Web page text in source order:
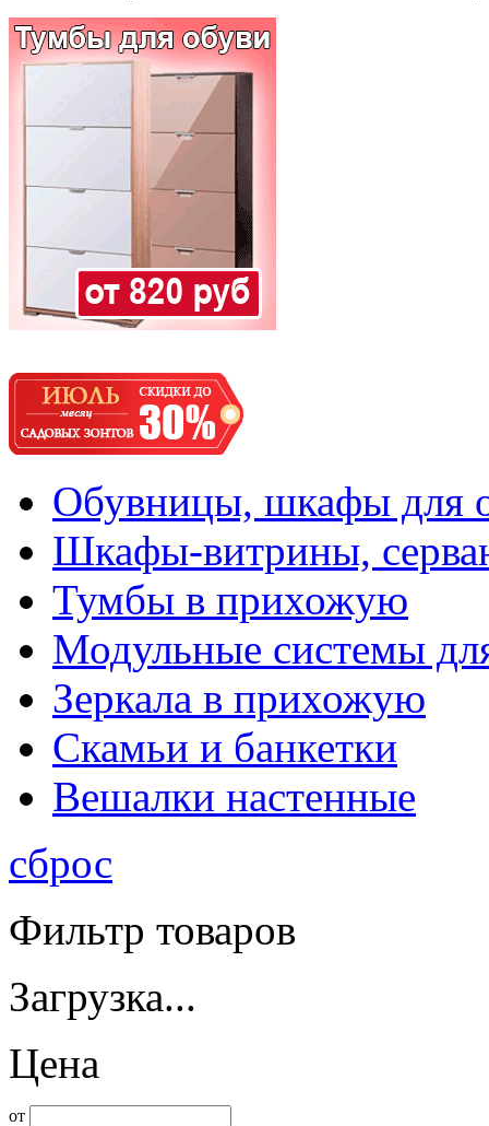
Обувницы, шкафы для
Шкафы-витрины,
Тумбы в прихожую
Модульные системы
Зеркала в прихожую
Скамьи и банкетки
Вешалки настенные
сброс
Фильтр товаров
Загрузка...
Цена
от